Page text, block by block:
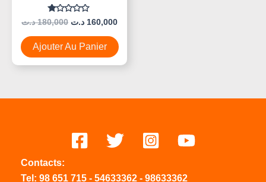
Note
0
Sur
5
180,000 د.ت 160,000 د.ت
Ajouter Au Panier
Contacts:
Tel: 98 651 715 - 54633362 - 98633362